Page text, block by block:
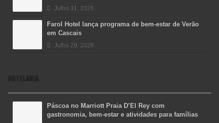
Julho 31, 2026
Farol Hotel lança programa de bem-estar de Verão
em Cascais
Julho 29, 2026
HOTELARIA
Páscoa no Marriott Praia D’El Rey com
gastronomia, bem-estar e atividades para famílias